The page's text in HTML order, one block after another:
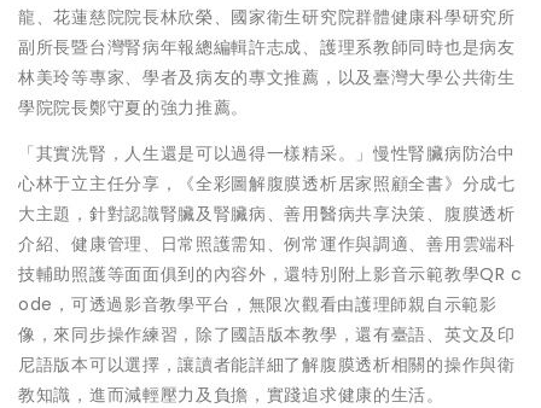
龍、花蓮慈院院長林欣榮、國家衛生研究院群體健康科學研究所
副所長暨台灣腎病年報總編輯許志成、護理系教師同時也是病友
林美玲等專家、學者及病友的專文推薦，以及臺灣大學公共衛生
學院院長鄭守夏的強力推薦。
「其實洗腎，人生還是可以過得一樣精采。」慢性腎臟病防治中
心林于立主任分享，《全彩圖解腹膜透析居家照顧全書》分成七
大主題，針對認識腎臟及腎臟病、善用醫病共享決策、腹膜透析
介紹、健康管理、日常照護需知、例常運作與調適、善用雲端科
技輔助照護等面面俱到的內容外，還特別附上影音示範教學QR c
ode，可透過影音教學平台，無限次觀看由護理師親自示範影
像，來同步操作練習，除了國語版本教學，還有臺語、英文及印
尼語版本可以選擇，讓讀者能詳細了解腹膜透析相關的操作與衛
教知識，進而減輕壓力及負擔，實踐追求健康的生活。